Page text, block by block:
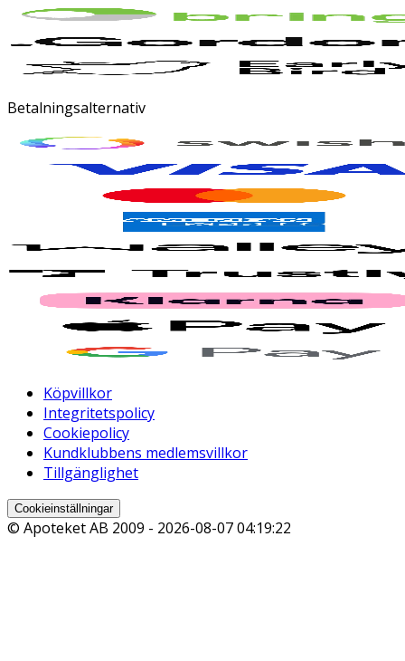
Betalningsalternativ
Köpvillkor
Integritetspolicy
Cookiepolicy
Kundklubbens medlemsvillkor
Tillgänglighet
Cookieinställningar
© Apoteket AB 2009 - 2026-08-07 04:19:22